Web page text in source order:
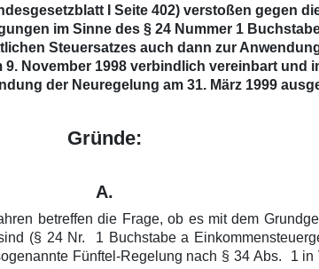
I Seite 402) verstoßen gegen
im Sinne des § 24 Nummer 1
Steuersatzes auch dann zur
November 1998 verbindlich vereinbart und
der Neuregelung am 31. März 1999
Gründe:
A.
betreffen die Frage, ob es mit dem
(§ 24 Nr. 1 Buchstabe a
Fünftel-Regelung nach § 34 Abs. 1